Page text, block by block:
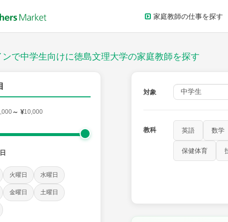
家庭教師の仕事を探す
ンで中学生向けに徳島文理大学の家庭教師を探す
～ ¥10,000
火曜日 水曜日
金曜日 土曜日
対象
教科 英語 数学
保健体育
理科 芸術 音楽